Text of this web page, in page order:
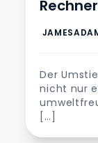
Der
nicht nur
[…]